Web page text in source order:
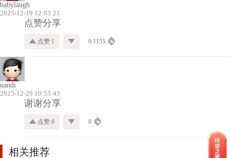
babylaugh
2025-12-19 12:03:21
点赞分享
点赞 1 0.1155
uandi
2025-12-29 10:53:43
谢谢分享
点赞 0 0
相关推荐